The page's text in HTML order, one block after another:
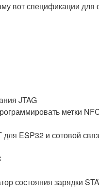
вот спецификации для
JTAG
метки
ESP32 и сотовой
состояния зарядки